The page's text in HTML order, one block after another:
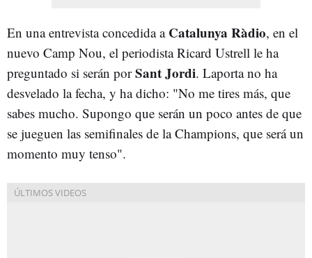
En una entrevista concedida a Catalunya Ràdio, en el
nuevo Camp Nou, el periodista Ricard Ustrell le ha
preguntado si serán porSant Jordi. Laporta no ha
desvelado la fecha, y ha dicho: "No me tires más, que
sabes mucho. Supongo que serán un poco antes de que
se jueguen las semifinales de la Champions, que será un
momento muy tenso".